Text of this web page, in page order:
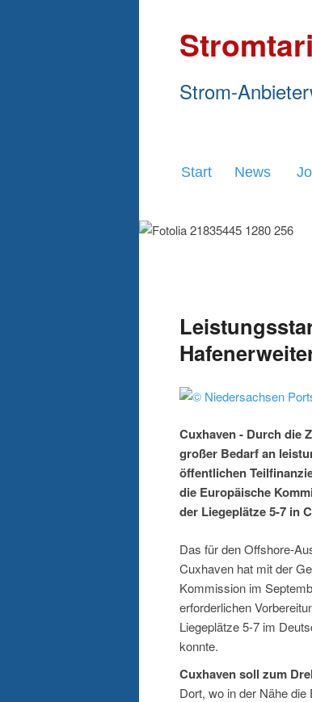
Strom-
Start News
Cuxhaven - Durch die
großer Bedarf an
öffentlichen
die Europäische
der Liegeplätze 5-7 in
Das für den Offshore-
Cuxhaven hat mit der
Kommission im
erforderlichen
Liegeplätze 5-7 im
konnte.
Cuxhaven soll zum
Dort, wo in der Nähe